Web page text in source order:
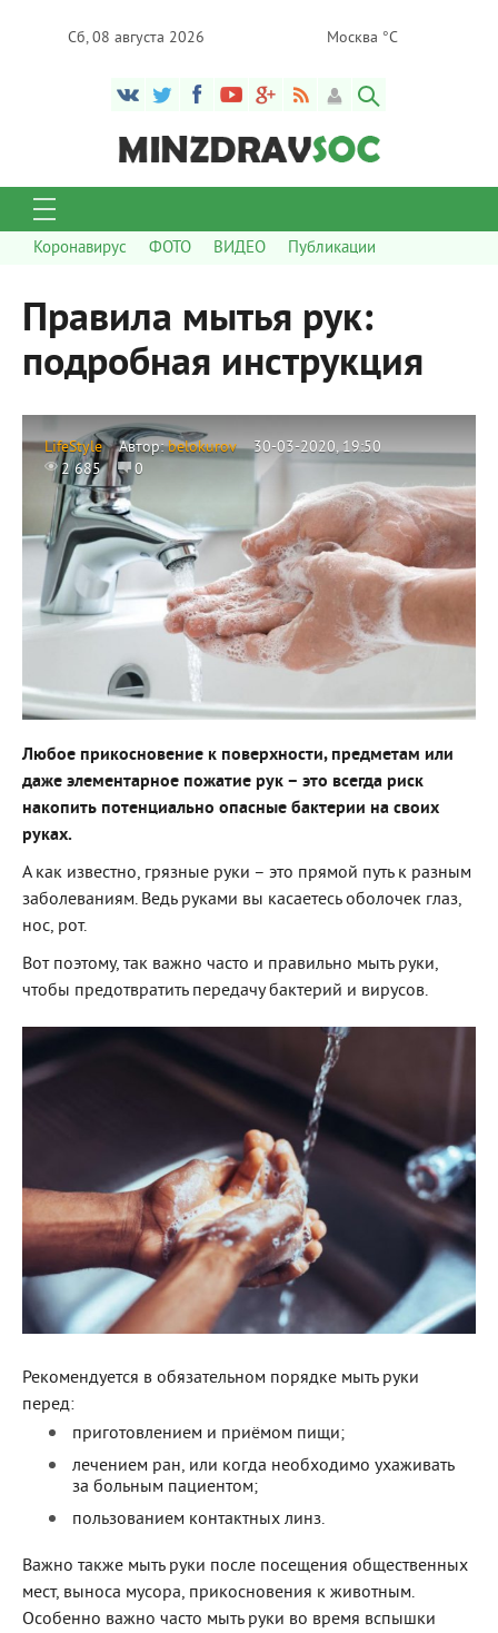
Сб, 08 августа 2026 Москва °C
Коронавирус ФОТО ВИДЕО Публикации
Правила мытья рук:
подробная инструкция
LifeStyle Автор:belokurov
30-03-2020, 19:50
2 685
0
Любое прикосновение к поверхности, предметам или
даже элементарное пожатие рук – это всегда риск
накопить потенциально опасные бактерии на своих
руках.
А как известно, грязные руки – это прямой путь к разным
заболеваниям. Ведь руками вы касаетесь оболочек глаз,
нос, рот.
Вот поэтому, так важно часто и правильно мыть руки,
чтобы предотвратить передачу бактерий и вирусов.
Рекомендуется в обязательном порядке мыть руки
перед:
приготовлением и приёмом пищи;
лечением ран, или когда необходимо ухаживать
за больным пациентом;
пользованием контактных линз.
Важно также мыть руки после посещения общественных
мест, выноса мусора, прикосновения к животным.
Особенно важно часто мыть руки во время вспышки